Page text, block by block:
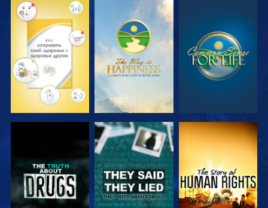
СМОТРЕТЬ СМОТРЕТЬ СМОТРЕТЬ
СМОТРЕТЬ СМОТРЕТЬ